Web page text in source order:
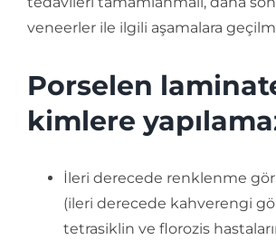
veneerler ile ilgili aşamalara
Porselen
kimlere
İleri derecede renklenme
(ileri derecede kahverengi
tetrasiklin ve florozis